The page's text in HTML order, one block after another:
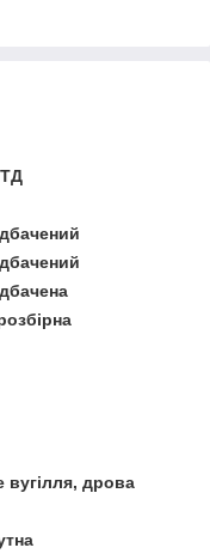
ТД
вугілля, дрова